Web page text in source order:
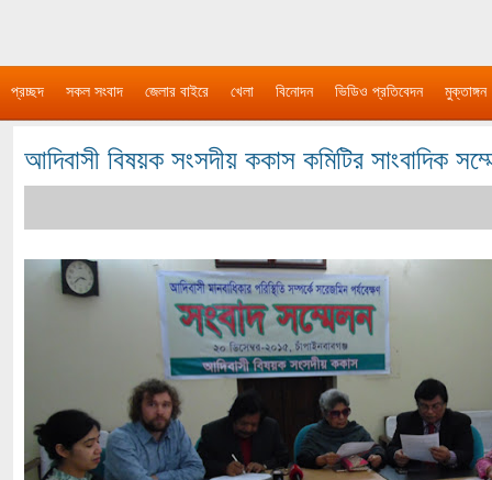
প্রচ্ছদ সকল সংবাদ জেলার বাইরে খেলা বিনোদন ভিডিও প্রতিবেদন মুক্তাঙ্গন
আদিবাসী বিষয়ক সংসদীয় ককাস কমিটির সাংবাদিক